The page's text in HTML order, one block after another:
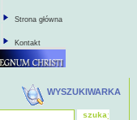
Strona główna
Kontakt
WYSZUKIWARKA